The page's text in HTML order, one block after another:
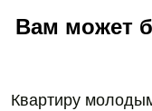
Вам может
Квартиру